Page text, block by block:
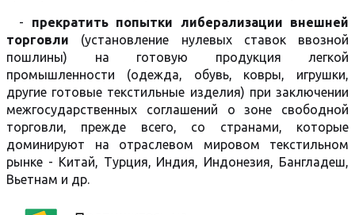
- прекратить попытки либерализации внешней
торговли (установление нулевых ставок ввозной
пошлины) на готовую продукция легкой
промышленности (одежда, обувь, ковры, игрушки,
другие готовые текстильные изделия) при заключении
межгосударственных соглашений о зоне свободной
торговли, прежде всего, со странами, которые
доминируют на отраслевом мировом текстильном
рынке - Китай, Турция, Индия, Индонезия, Бангладеш,
Вьетнам и др.